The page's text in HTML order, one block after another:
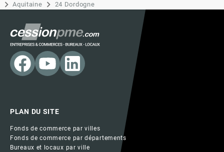
Aquitaine
24 Dordogne
PLAN DU SITE
Fonds de commerce par villes
Fonds de commerce par départements
Bureaux et locaux par ville